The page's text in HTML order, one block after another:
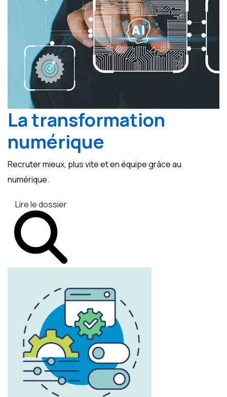
La transformation
numérique
Recruter mieux, plus vite et en équipe grâce au
numérique.
Lire le dossier